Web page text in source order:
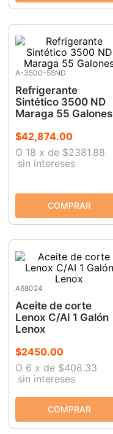
A-3500-55ND
Refrigerante
Sintético 3500 ND
Maraga 55 Galones
$42,874.00
O 18 x de $2381.88
sin intereses
A68024
Aceite de corte
Lenox C/AI 1 Galón
Lenox
$2450.00
O 6 x de $408.33
sin intereses